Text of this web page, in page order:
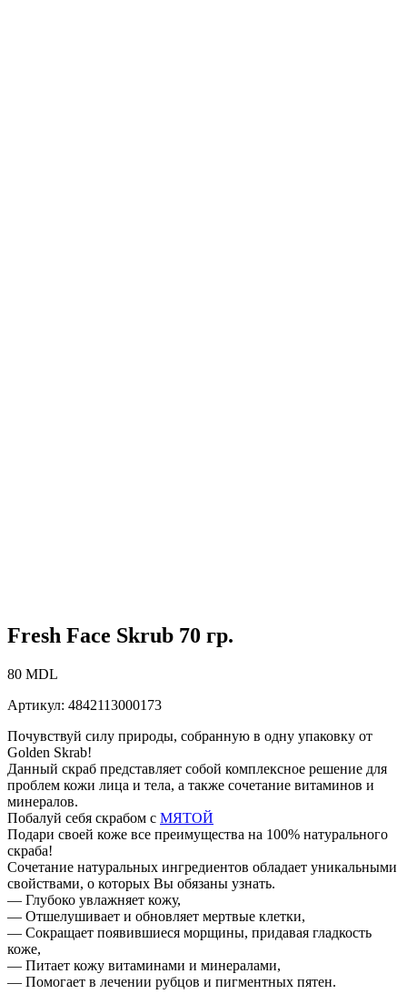
Fresh Face Skrub 70 гр.
80 MDL
Артикул: 4842113000173
Почувствуй силу природы, собранную в одну упаковку от
Golden Skrab!
Данный скраб представляет собой комплексное решение для
проблем кожи лица и тела, а также сочетание витаминов и
минералов.
Побалуй себя скрабом с МЯТОЙ
Подари своей коже все преимущества на 100% натурального
скраба!
Сочетание натуральных ингредиентов обладает уникальными
свойствами, о которых Вы обязаны узнать.
— Глубоко увлажняет кожу,
— Отшелушивает и обновляет мертвые клетки,
— Сокращает появившиеся морщины, придавая гладкость
коже,
— Питает кожу витаминами и минералами,
— Помогает в лечении рубцов и пигментных пятен.